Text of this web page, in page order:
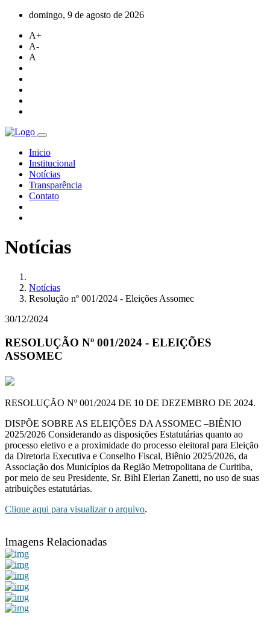
domingo, 9 de agosto de 2026
A+
A-
A
Inicio
Institucional
Notícias
Transparência
Contato
Notícias
Notícias
Resolução nº 001/2024 - Eleições Assomec
30/12/2024
RESOLUÇÃO Nº 001/2024 - ELEIÇÕES
ASSOMEC
RESOLUÇÃO Nº 001/2024 DE 10 DE DEZEMBRO DE 2024.
DISPÕE SOBRE AS ELEIÇÕES DA ASSOMEC –BIÊNIO
2025/2026 Considerando as disposições Estatutárias quanto ao
processo eletivo e a proximidade do processo eleitoral para Eleição
da Diretoria Executiva e Conselho Fiscal, Biênio 2025/2026, da
Associação dos Municípios da Região Metropolitana de Curitiba,
por meio de seu Presidente, Sr. Bihl Elerian Zanetti, no uso de suas
atribuições estatutárias.
Clique aqui para visualizar o arquivo.
Imagens Relacionadas